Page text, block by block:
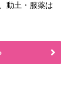
動土・服薬は